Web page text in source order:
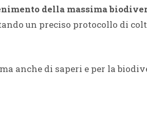
della massima
un preciso protocollo di
anche di saperi e per la